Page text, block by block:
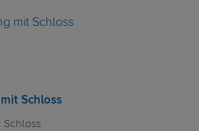
Schloss
Schloss